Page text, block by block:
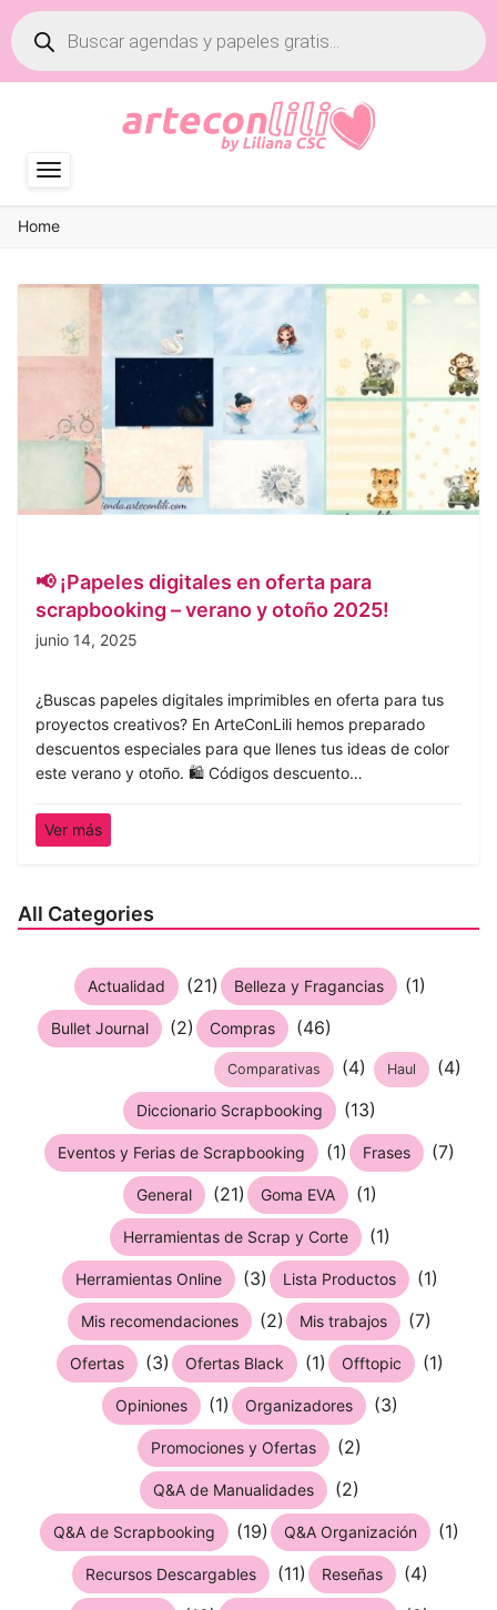
Búsqueda
de
productos
Home
📢 ¡Papeles digitales en oferta para
scrapbooking – verano y otoño 2025!
junio 14, 2025
¿Buscas papeles digitales imprimibles en oferta para tus
proyectos creativos? En ArteConLili hemos preparado
descuentos especiales para que llenes tus ideas de color
este verano y otoño. 🛍️ Códigos descuento…
Ver más
All Categories
Actualidad (21) Belleza y Fragancias (1)
Bullet Journal (2) Compras (46)
Comparativas (4) Haul (4)
Diccionario Scrapbooking (13)
Eventos y Ferias de Scrapbooking (1) Frases (7)
General (21) Goma EVA (1)
Herramientas de Scrap y Corte (1)
Herramientas Online (3) Lista Productos (1)
Mis recomendaciones (2) Mis trabajos (7)
Ofertas (3) Ofertas Black (1) Offtopic (1)
Opiniones (1) Organizadores (3)
Promociones y Ofertas (2)
Q&A de Manualidades (2)
Q&A de Scrapbooking (19) Q&A Organización (1)
Recursos Descargables (11) Reseñas (4)